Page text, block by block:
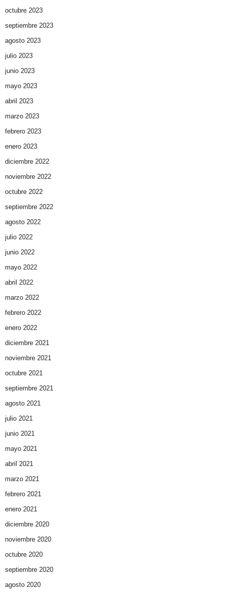
octubre 2023
septiembre 2023
agosto 2023
julio 2023
junio 2023
mayo 2023
abril 2023
marzo 2023
febrero 2023
enero 2023
diciembre 2022
noviembre 2022
octubre 2022
septiembre 2022
agosto 2022
julio 2022
junio 2022
mayo 2022
abril 2022
marzo 2022
febrero 2022
enero 2022
diciembre 2021
noviembre 2021
octubre 2021
septiembre 2021
agosto 2021
julio 2021
junio 2021
mayo 2021
abril 2021
marzo 2021
febrero 2021
enero 2021
diciembre 2020
noviembre 2020
octubre 2020
septiembre 2020
agosto 2020